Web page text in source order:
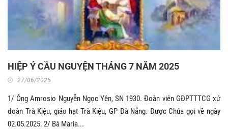
HIỆP Ý CẦU NGUYỆN THÁNG 7 NĂM 2025
27/06/2025
1/ Ông Amrosio Nguyễn Ngọc Yên, SN 1930. Đoàn viên GĐPTTTCG xứ
đoàn Trà Kiệu, giáo hạt Trà Kiệu, GP Đà Nẵng. Được Chúa gọi về ngày
02.05.2025. 2/ Bà Maria...